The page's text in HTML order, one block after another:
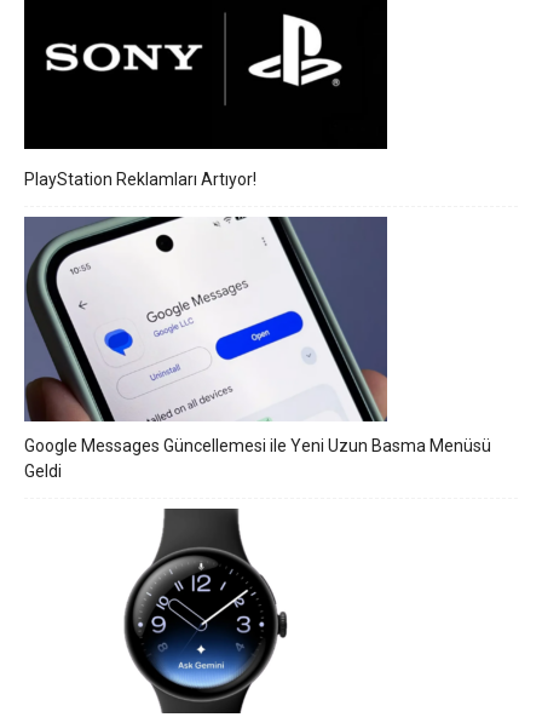
PlayStation Reklamları Artıyor!
Google Messages Güncellemesi ile Yeni Uzun Basma Menüsü
Geldi